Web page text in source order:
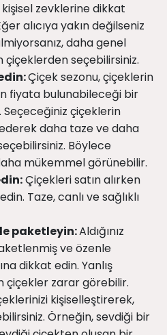
kişisel zevklerine dikkat
alıcıya yakın değilseniz
daha genel
seçebilirsiniz.
Çiçek sezonu, çiçeklerin
fiyata bulunabileceği bir
Seçeceğiniz çiçeklerin
daha taze ve daha
Böylece
mükemmel görünebilir.
Çiçekleri satın alırken
Taze, canlı ve sağlıklı
paketleyin:Aldığınız
ve özenle
dikkat edin. Yanlış
çiçekler zarar görebilir.
kişiselleştirerek,
Örneğin, sevdiği bir